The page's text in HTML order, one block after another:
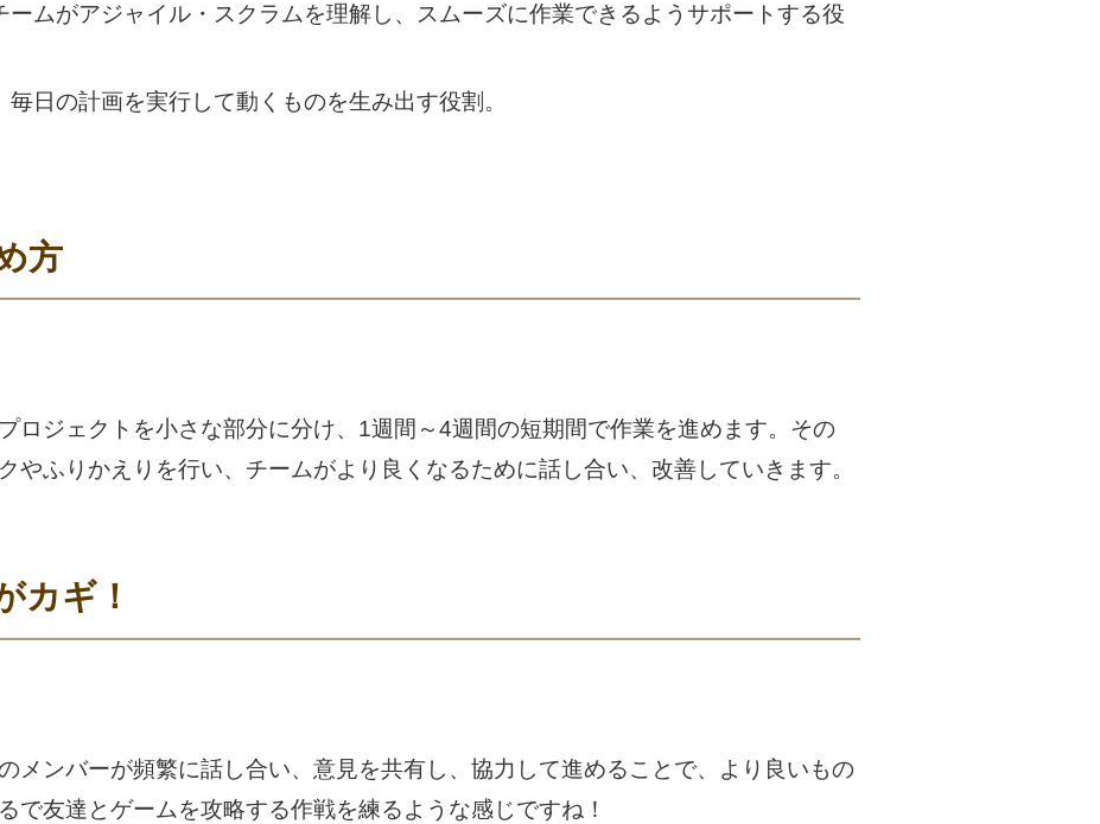
ームがアジャイル・スクラムを理解し、スムーズに作業できるようサポートする役
毎日の計画を実行して動くものを生み出す役割。
方
ロジェクトを小さな部分に分け、1週間～4週間の短期間で作業を進めます。その
やふりかえりを行い、チームがより良くなるために話し合い、改善していきます。
カギ！
メンバーが頻繁に話し合い、意見を共有し、協力して進めることで、より良いもの
で友達とゲームを攻略する作戦を練るような感じですね！